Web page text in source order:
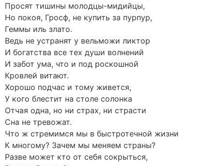
Просят тишины молодцы-мидийцы,
Но покоя, Гросф, не купить за пурпур,
Геммы иль злато.
Ведь не устранят у вельможи ликтор
И богатства все тех души волнений
И забот ума, что и под роскошной
Кровлей витают.
Хорошо подчас и тому живется,
У кого блестит на столе солонка
Отчая одна, но ни страх, ни страсти
Сна не тревожат.
Что ж стремимся мы в быстротечной жизни
К многому? Зачем мы меняем страны?
Разве может кто от себя сокрыться,